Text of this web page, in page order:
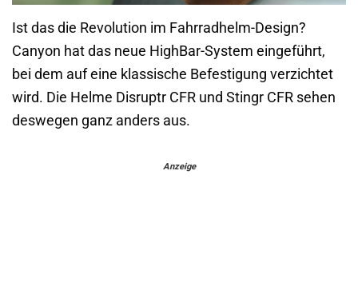
Ist das die Revolution im Fahrradhelm-Design?
Canyon hat das neue HighBar-System eingeführt,
bei dem auf eine klassische Befestigung verzichtet
wird. Die Helme Disruptr CFR und Stingr CFR sehen
deswegen ganz anders aus.
Anzeige